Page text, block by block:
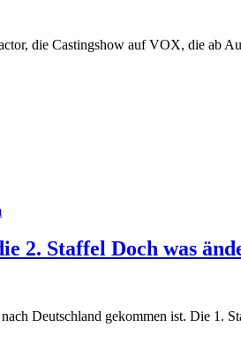
die Castingshow auf VOX, die ab
2. Staffel Doch was
Deutschland gekommen ist. Die 1.